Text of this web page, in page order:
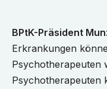
BPtK-Präsident
Erkrankungen
Psychotherapeuten
Psychotherapeuten